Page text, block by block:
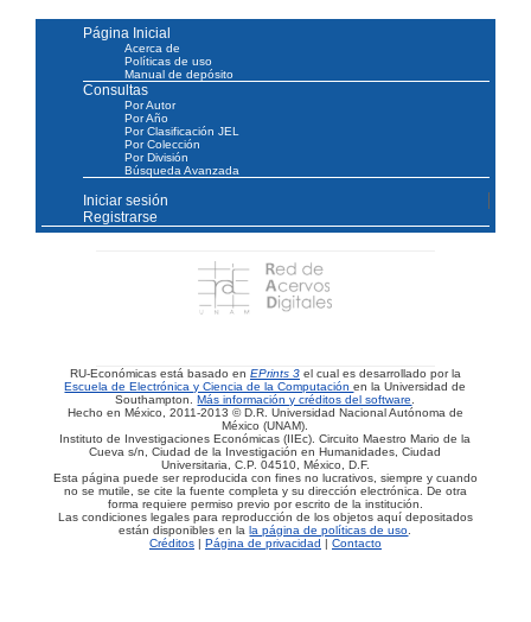
Página Inicial
Acerca de
Políticas de uso
Manual de depósito
Consultas
Por Autor
Por Año
Por Clasificación JEL
Por Colección
Por División
Búsqueda Avanzada
Iniciar sesión
Registrarse
RU-Económicas está basado en EPrints 3 el cual es desarrollado por la
Escuela de Electrónica y Ciencia de la Computaciónen la Universidad de
Southampton.Más información y créditos del software.
Hecho en México, 2011-2013 © D.R. Universidad Nacional Autónoma de
México (UNAM).
Instituto de Investigaciones Económicas (IIEc). Circuito Maestro Mario de la
Cueva s/n, Ciudad de la Investigación en Humanidades, Ciudad
Universitaria, C.P. 04510, México, D.F.
Esta página puede ser reproducida con fines no lucrativos, siempre y cuando
no se mutile, se cite la fuente completa y su dirección electrónica. De otra
forma requiere permiso previo por escrito de la institución.
Las condiciones legales para reproducción de los objetos aquí depositados
están disponibles en lala página de políticas de uso.
Créditos| Página de privacidad | Contacto